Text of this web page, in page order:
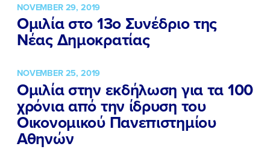
NOVEMBER 29, 2019
Ομιλία στο 13ο Συνέδριο της
Νέας Δημοκρατίας
NOVEMBER 25, 2019
Ομιλία στην εκδήλωση για τα 100
χρόνια από την ίδρυση του
Οικονομικού Πανεπιστημίου
Αθηνών